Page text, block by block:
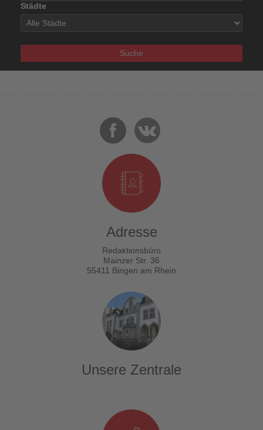
Städte
Suche
Adresse
Redaktionsbüro
Mainzer Str. 36
55411 Bingen am Rhein
Unsere Zentrale